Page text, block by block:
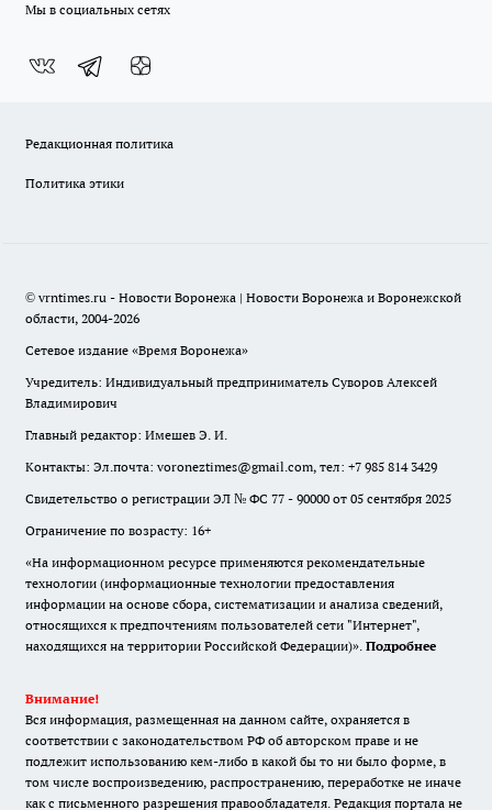
Мы в социальных сетях
Редакционная политика
Политика этики
© vrntimes.ru - Новости Воронежа | Новости Воронежа и Воронежской
области, 2004-2026
Сетевое издание «Время Воронежа»
Учредитель: Индивидуальный предприниматель Суворов Алексей
Владимирович
Главный редактор: Имешев Э. И.
Контакты: Эл.почта: voroneztimes@gmail.com, тел: +7 985 814 3429
Свидетельство о регистрации ЭЛ № ФС 77 - 90000 от 05 сентября 2025
Ограничение по возрасту: 16+
«На информационном ресурсе применяются рекомендательные
технологии (информационные технологии предоставления
информации на основе сбора, систематизации и анализа сведений,
относящихся к предпочтениям пользователей сети "Интернет",
находящихся на территории Российской Федерации)». Подробнее
Внимание!
Вся информация, размещенная на данном сайте, охраняется в
соответствии с законодательством РФ об авторском праве и не
подлежит использованию кем-либо в какой бы то ни было форме, в
том числе воспроизведению, распространению, переработке не иначе
как с письменного разрешения правообладателя. Редакция портала не